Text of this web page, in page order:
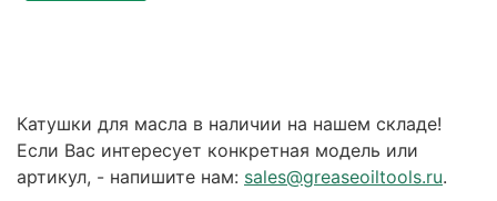
Катушки для масла в наличии на нашем складе!
Если Вас интересует конкретная модель или
артикул, - напишите нам: sales@greaseoiltools.ru.